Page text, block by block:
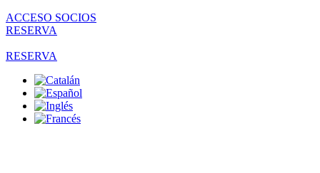
ACCESO SOCIOS
RESERVA
RESERVA